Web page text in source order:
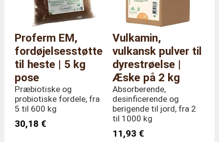
Proferm EM,
fordøjelsesstøtte
til heste | 5 kg
pose
Præbiotiske og
probiotiske fordele, fra
5 til 600 kg
30,18 €
Vulkamin,
vulkansk pulver til
dyrestrøelse |
Æske på 2 kg
Absorberende,
desinficerende og
berigende til jord, fra 2
til 1000 kg
11,93 €